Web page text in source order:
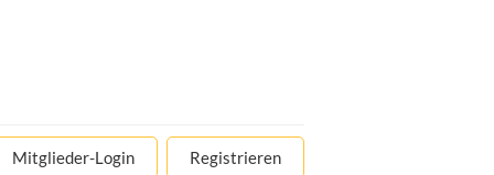
Mitglieder-Login Registrieren